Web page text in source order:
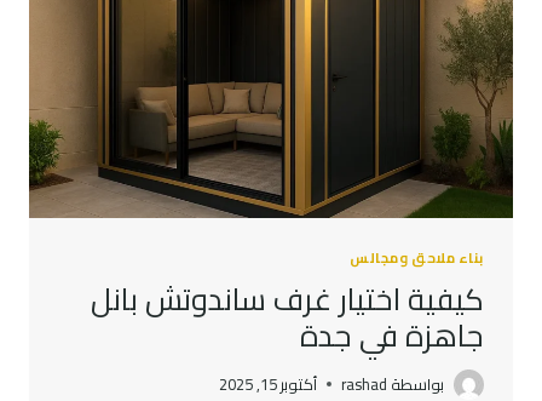
بناء ملاحق ومجالس
كيفية اختيار غرف ساندوتش بانل
جاهزة في جدة
بواسطة rashad أكتوبر 15, 2025